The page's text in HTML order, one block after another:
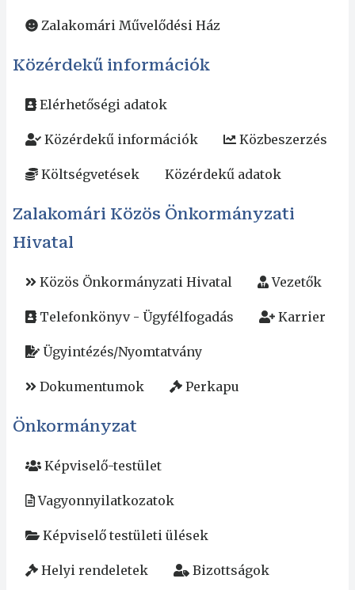
Zalakomári Művelődési Ház
Közérdekű információk
Elérhetőségi adatok
Közérdekű információk Közbeszerzés
Költségvetések Közérdekű adatok
Zalakomári Közös Önkormányzati
Hivatal
Közös Önkormányzati Hivatal Vezetők
Telefonkönyv - Ügyfélfogadás Karrier
Ügyintézés/Nyomtatvány
Dokumentumok Perkapu
Önkormányzat
Képviselő-testület
Vagyonnyilatkozatok
Képviselő testületi ülések
Helyi rendeletek Bizottságok